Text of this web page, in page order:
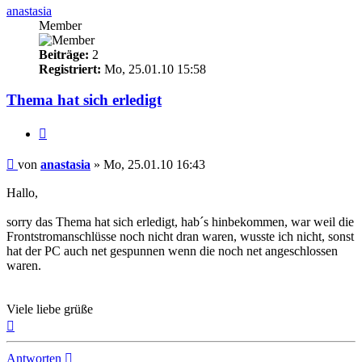
anastasia
Member
Beiträge: 2
Registriert: Mo, 25.01.10 15:58
Thema hat sich erledigt
Beitrag
von anastasia » Mo, 25.01.10 16:43
Hallo,
sorry das Thema hat sich erledigt, hab´s hinbekommen, war weil die
Frontstromanschlüsse noch nicht dran waren, wusste ich nicht, sonst
hat der PC auch net gespunnen wenn die noch net angeschlossen
waren.
Viele liebe grüße
Antworten